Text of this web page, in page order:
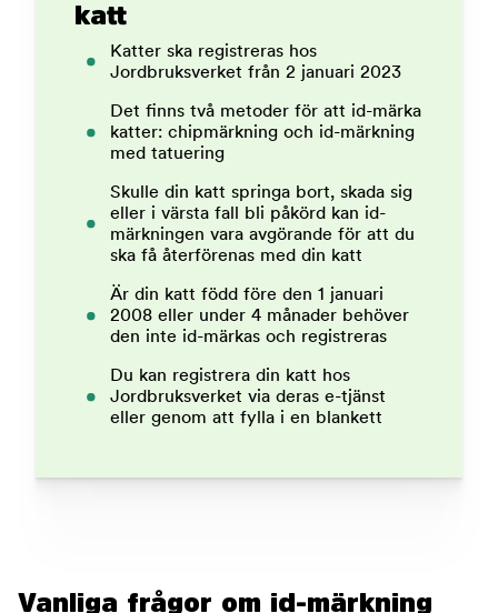
katt
Katter ska registreras hos
Jordbruksverket från 2 januari 2023
Det finns två metoder för att id-märka
katter: chipmärkning och id-märkning
med tatuering
Skulle din katt springa bort, skada sig
eller i värsta fall bli påkörd kan id-
märkningen vara avgörande för att du
ska få återförenas med din katt
Är din katt född före den 1 januari
2008 eller under 4 månader behöver
den inte id-märkas och registreras
Du kan registrera din katt hos
Jordbruksverket via deras e-tjänst
eller genom att fylla i en blankett
Vanliga frågor om id-märkning